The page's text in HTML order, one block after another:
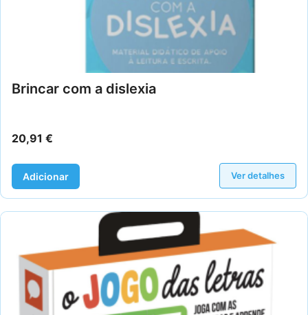
Brincar com a dislexia
20,91 €
Adicionar Ver detalhes